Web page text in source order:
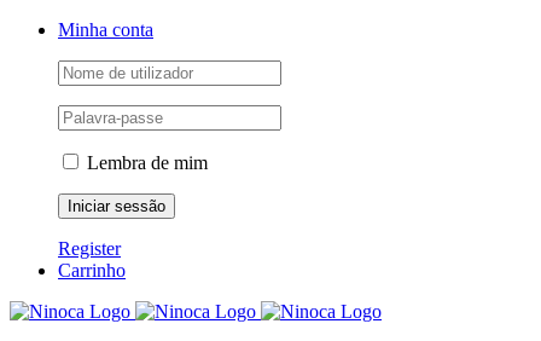
Skip
Facebook
Instagram
YouTubeMinha conta
Lembra de mim
Register
Carrinho